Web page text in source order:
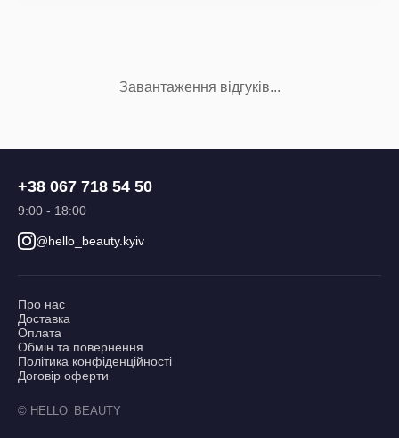
Завантаження відгуків...
+38 067 718 54 50
9:00 - 18:00
@hello_beauty.kyiv
Про нас
Доставка
Оплата
Обмін та повернення
Політика конфіденційності
Договір оферти
© HELLO_BEAUTY